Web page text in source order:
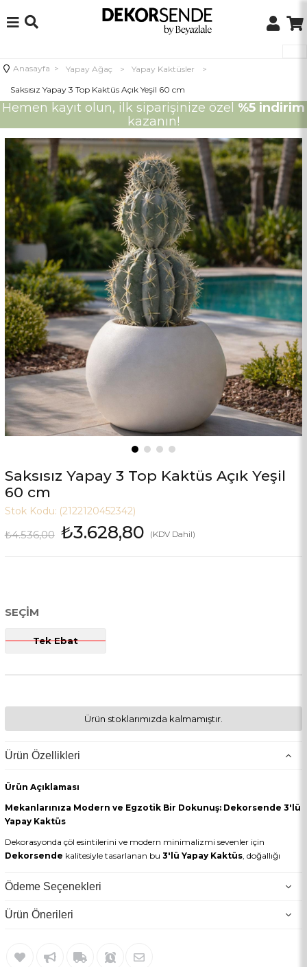
Anasayfa > Yapay Ağaç > Yapay Kaktüsler
>
Saksısız Yapay 3 Top Kaktüs Açık Yeşil 60 cm
Hemen kayıt olun, ilk siparişinize özel %5 indirim
kazanın!
Saksısız Yapay 3 Top Kaktüs Açık Yeşil
60 cm
Stok Kodu: (2122120452342)
₺4.536,00 ₺3.628,80 (KDV Dahil)
SEÇIM
Tek Ebat
Ürün stoklarımızda kalmamıştır.
Ürün Özellikleri
Ürün Açıklaması
Mekanlarınıza Modern ve Egzotik Bir Dokunuş: Dekorsende 3'lü
Yapay Kaktüs
Dekorasyonda çöl esintilerini ve modern minimalizmi sevenler için
Dekorsende kalitesiyle tasarlanan bu 3'lü Yapay Kaktüs, doğallığı
gövdesi ve detaylı diken yapısıyla gerçek bir kaktüsten ayırt edilmesi
neredeyse imkansızdır.
Neden Bu Ürünü Tercih Etmelisiniz?
gövdesindeki doğal yeşil-gri renk geçişleri, bitkiye canlı bir form kazandırır.
Ödeme Seçenekleri
Ürün Önerileri